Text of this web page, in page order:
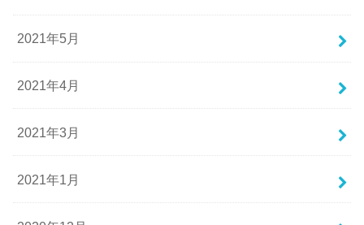
2021年5月
2021年4月
2021年3月
2021年1月